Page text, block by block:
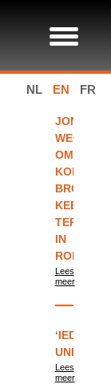
NL EN FR
JONGEN
OM
KORTE
BROEK,
KEERT
TERUG
IN
ROKJE
Lees
meer
Lees
meer